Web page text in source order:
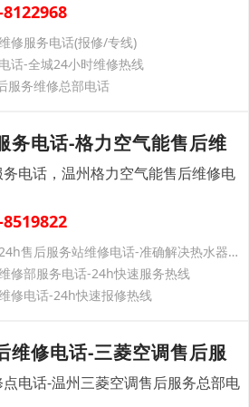
修服务电话(报修/专线)
话-全城24小时维修热线
服务维修总部电话
务电话-格力空气能售后维
电话，温州格力空气能售后维修电
温州清华阳光空气能全城24h售后服务站维修电话-准确解决热水器问题
修部服务电话-24h快速服务热线
修电话-24h快速报修热线
维修电话-三菱空调售后服
电话-温州三菱空调售后服务总部电